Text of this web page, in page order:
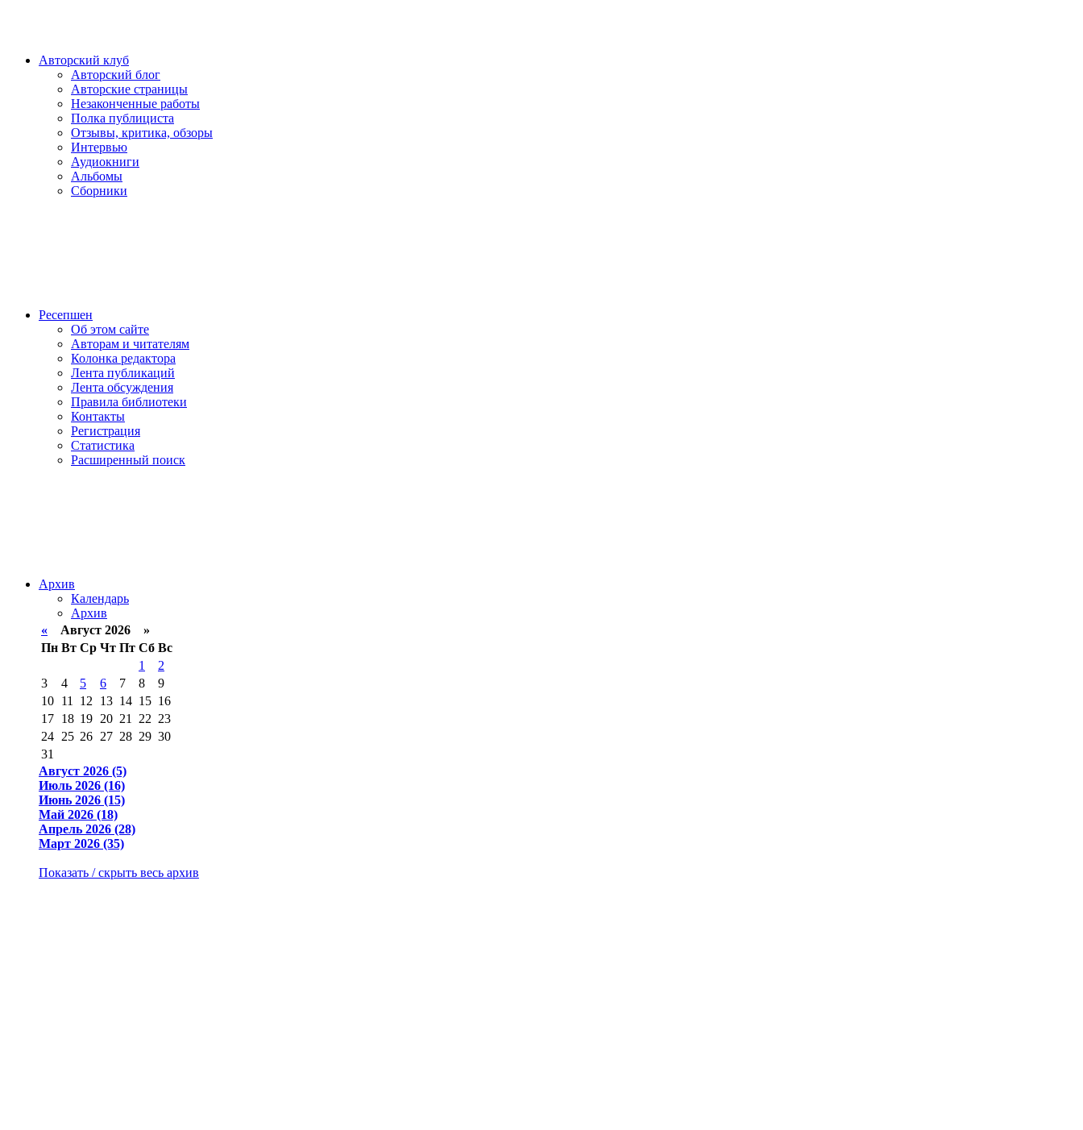
Авторский клуб
Авторский блог
Авторские страницы
Незаконченные работы
Полка публициста
Отзывы, критика, обзоры
Интервью
Аудиокниги
Альбомы
Сборники
Ресепшен
Об этом сайте
Авторам и читателям
Колонка редактора
Лента публикаций
Лента обсуждения
Правила библиотеки
Контакты
Регистрация
Статистика
Расширенный поиск
Архив
Календарь
Архив
« Август 2026 »
Пн Вт Ср Чт Пт Сб Вс
1
2
3
4 5 6 7 8
9
10 11 12 13 14 15 16
17 18 19 20 21 22 23
24 25 26 27 28 29 30
31
Август 2026 (5)
Июль 2026 (16)
Июнь 2026 (15)
Май 2026 (18)
Апрель 2026 (28)
Март 2026 (35)
Показать / скрыть весь архив